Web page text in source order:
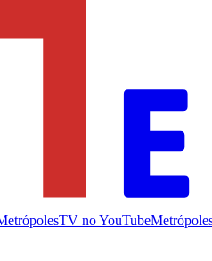
noYouTube